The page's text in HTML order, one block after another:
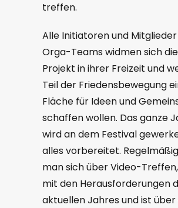
treffen.
Alle Initiatoren und
Orga-Teams widmen sich
Projekt in ihrer Freizeit und
Teil der Friedensbewegung
Fläche für Ideen und
schaffen wollen. Das ganze
wird an dem Festival
alles vorbereitet.
man sich über Video-
mit den Herausforderungen
aktuellen Jahres und ist über